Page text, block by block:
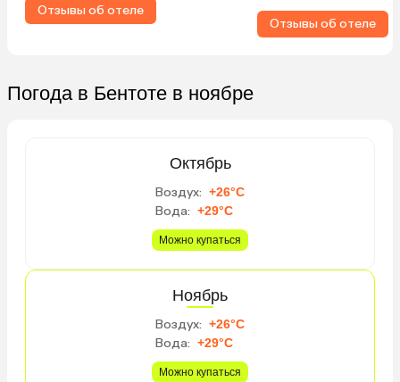
Отзывы об отеле
не замечали никого,
маленьких ящериц,
раз сходились во
Отзывы об отеле
Погода в Бентоте в ноябре
Октябрь
Воздух: +26°C
Вода: +29°C
Можно купаться
Ноябрь
Воздух: +26°C
Вода: +29°C
Можно купаться